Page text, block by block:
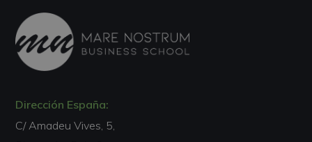
Dirección España:
C/ Amadeu Vives, 5,